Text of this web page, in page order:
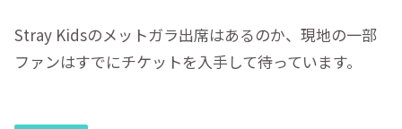
Stray Kidsのメットガラ出席はあるのか、現地の一部
ファンはすでにチケットを入手して待っています。